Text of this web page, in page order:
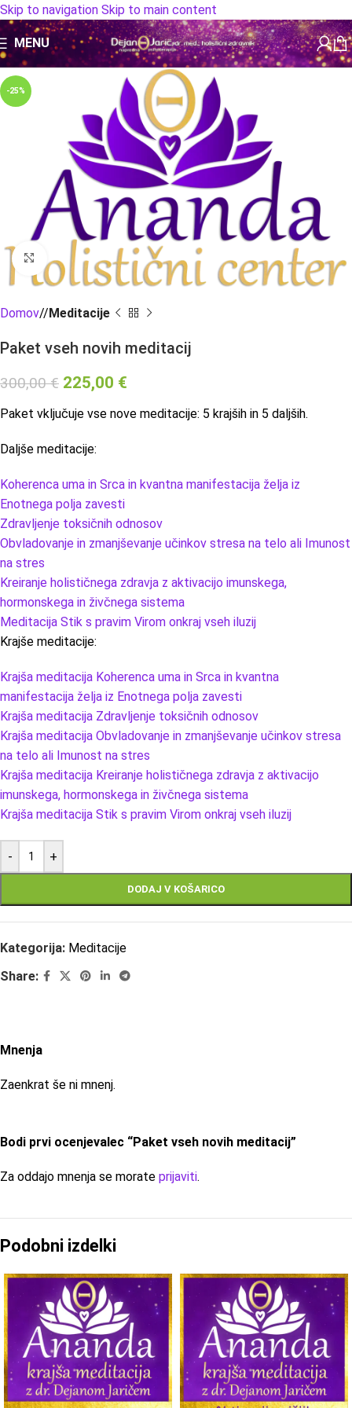
Skip to navigation Skip to main content
MENU
-25%
Click to enlarge
Domov/ Meditacije
Paket vseh novih meditacij
300,00€ 225,00 €
Paket vključuje vse nove meditacije: 5 krajših in 5 daljših.
Daljše meditacije:
Koherenca uma in Srca in kvantna manifestacija želja iz
Enotnega polja zavesti
Zdravljenje toksičnih odnosov
Obvladovanje in zmanjševanje učinkov stresa na telo ali Imunost
na stres
Kreiranje holističnega zdravja z aktivacijo imunskega,
hormonskega in živčnega sistema
Meditacija Stik s pravim Virom onkraj vseh iluzij
Krajše meditacije:
Krajša meditacija Koherenca uma in Srca in kvantna
manifestacija želja iz Enotnega polja zavesti
Krajša meditacija Zdravljenje toksičnih odnosov
Krajša meditacija Obvladovanje in zmanjševanje učinkov stresa
na telo ali Imunost na stres
Krajša meditacija Kreiranje holističnega zdravja z aktivacijo
imunskega, hormonskega in živčnega sistema
Krajša meditacija Stik s pravim Virom onkraj vseh iluzij
- +
DODAJ V KOŠARICO
Kategorija: Meditacije
Share:
Mnenja
Zaenkrat še ni mnenj.
Bodi prvi ocenjevalec “Paket vseh novih meditacij”
Za oddajo mnenja se morate prijaviti.
Podobni izdelki